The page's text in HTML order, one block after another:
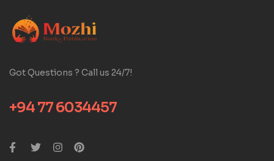
Got Questions ? Call us 24/7!
+94 77 6034457